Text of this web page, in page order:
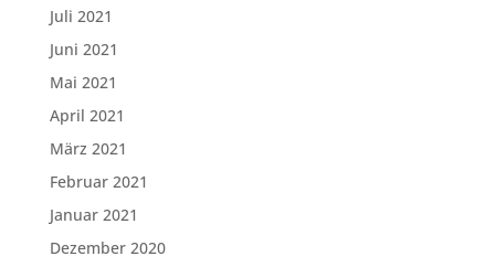
Juli 2021
Juni 2021
Mai 2021
April 2021
März 2021
Februar 2021
Januar 2021
Dezember 2020